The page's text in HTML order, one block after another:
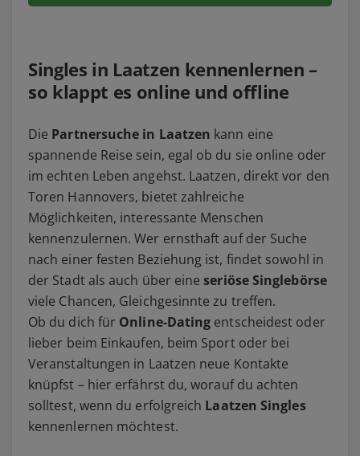
Singles in Laatzen kennenlernen –
so klappt es online und offline
Die Partnersuche in Laatzen kann eine
spannende Reise sein, egal ob du sie online oder
im echten Leben angehst. Laatzen, direkt vor den
Toren Hannovers, bietet zahlreiche
Möglichkeiten, interessante Menschen
kennenzulernen. Wer ernsthaft auf der Suche
nach einer festen Beziehung ist, findet sowohl in
der Stadt als auch über eineseriöse Singlebörse
viele Chancen, Gleichgesinnte zu treffen.
Ob du dich für Online-Dating entscheidest oder
lieber beim Einkaufen, beim Sport oder bei
Veranstaltungen in Laatzen neue Kontakte
knüpfst – hier erfährst du, worauf du achten
solltest, wenn du erfolgreich Laatzen Singles
kennenlernen möchtest.